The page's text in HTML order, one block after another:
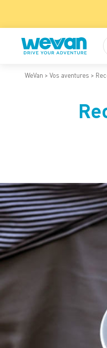
WeVan Vos aventures